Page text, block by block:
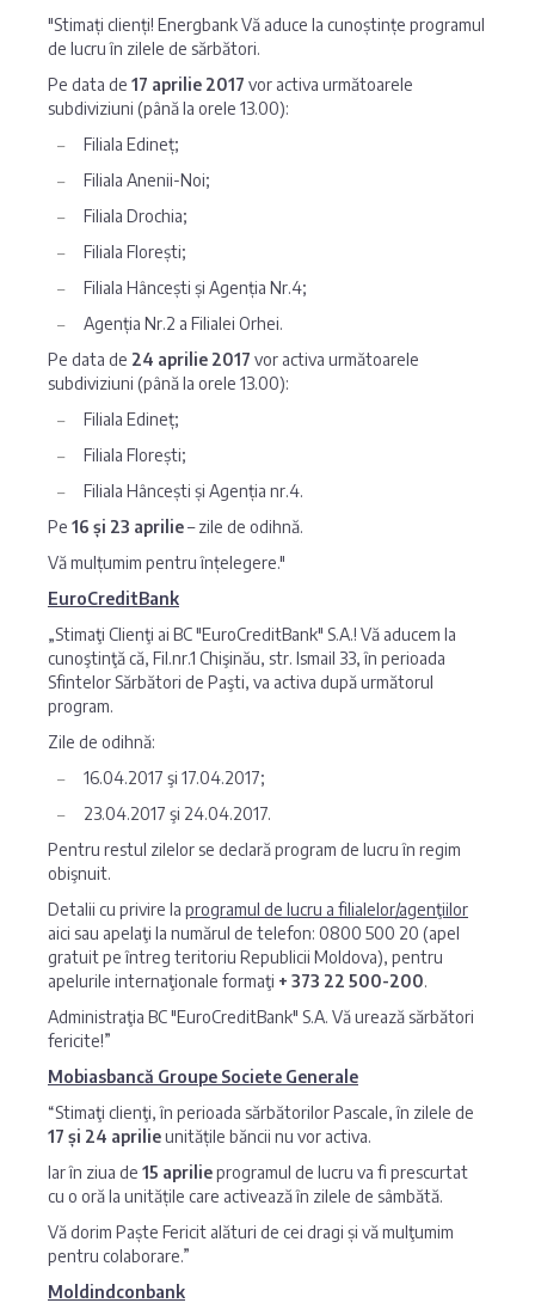
"Stimați clienți! Energbank Vă aduce la cunoștințe programul
de lucru în zilele de sărbători.
Pe data de 17 aprilie 2017 vor activa următoarele
subdiviziuni (până la orele 13.00):
Filiala Edineț;
Filiala Anenii-Noi;
Filiala Drochia;
Filiala Florești;
Filiala Hâncești și Agenția Nr.4;
Agenția Nr.2 a Filialei Orhei.
Pe data de 24 aprilie 2017 vor activa următoarele
subdiviziuni (până la orele 13.00):
Filiala Edineț;
Filiala Florești;
Filiala Hâncești și Agenția nr.4.
Pe 16 și 23 aprilie– zile de odihnă.
Vă mulțumim pentru înțelegere."
EuroCreditBank
„Stimaţi Clienţi ai BC "EuroCreditBank" S.A.! Vă aducem la
cunoştinţă că, Fil.nr.1 Chişinău, str. Ismail 33, în perioada
Sfintelor Sărbători de Paşti, va activa după următorul
program.
Zile de odihnă:
16.04.2017 şi 17.04.2017;
23.04.2017 şi 24.04.2017.
Pentru restul zilelor se declară program de lucru în regim
obişnuit.
Detalii cu privire la programul de lucru a filialelor/agenţiilor
aici sau apelaţi la numărul de telefon: 0800 500 20 (apel
gratuit pe întreg teritoriu Republicii Moldova), pentru
apelurile internaţionale formaţi + 373 22 500-200.
Administraţia BC "EuroCreditBank" S.A. Vă urează sărbători
fericite!”
Mobiasbancă Groupe Societe Generale
“Stimaţi clienţi, în perioada sărbătorilor Pascale, în zilele de
17 și 24 aprilieunitățile băncii nu vor activa.
Iar în ziua de 15 aprilieprogramul de lucru va fi prescurtat
cu o oră la unitățile care activează în zilele de sâmbătă.
Vă dorim Paște Fericit alături de cei dragi și vă mulţumim
pentru colaborare.”
Moldindconbank